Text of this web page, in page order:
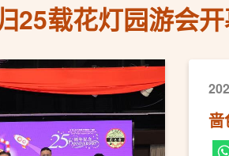
25载花灯园游会
啬